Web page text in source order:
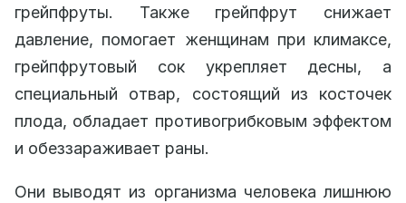
грейпфруты. Также грейпфрут снижает
давление, помогает женщинам при климаксе,
грейпфрутовый сок укрепляет десны, а
специальный отвар, состоящий из косточек
плода, обладает противогрибковым эффектом
и обеззараживает раны.
Они выводят из организма человека лишнюю